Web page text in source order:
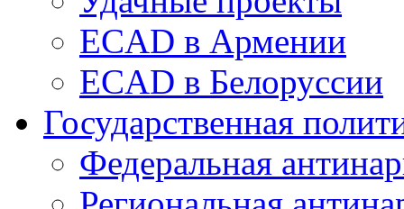
ECAD в Армении
ECAD в Белоруссии
Государственная
Федеральная